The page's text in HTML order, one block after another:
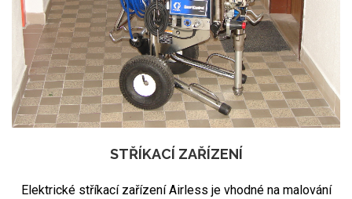
STŘÍKACÍ ZAŘÍZENÍ
Elektrické stříkací zařízení Airless je vhodné na malování